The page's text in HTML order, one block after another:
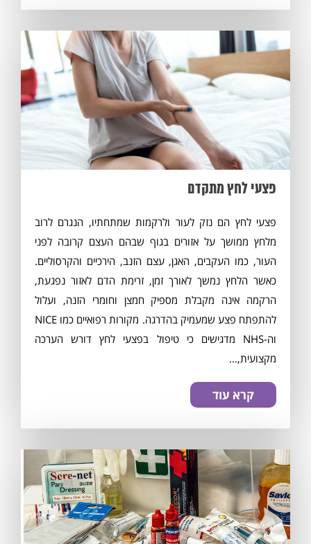
פצעי לחץ מתקדם
פצעי לחץ הם נזק לעור ולרקמות שמתחתיו, הנגרם לרוב
מלחץ ממושך על אזורים בגוף שבהם העצם קרובה לפני
העור, כמו העקבים, האגן, עצם הזנב, הירכיים והקרסוליים.
כאשר הלחץ נמשך לאורך זמן, זרימת הדם לאזור נפגעת,
הרקמה אינה מקבלת מספיק חמצן וחומרי הזנה, ועלול
להתפתח פצע שמעמיק בהדרגה. מקורות רפואיים כמו NICE
וה-NHS מדגישים כי טיפול בפצעי לחץ דורש הערכה
מקצועית,...
קרא עוד